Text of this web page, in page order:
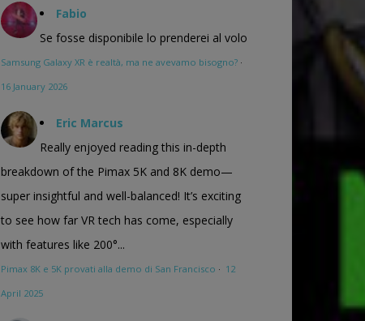
Fabio
Se fosse disponibile lo prenderei al volo
Samsung Galaxy XR è realtà, ma ne avevamo bisogno? ·
16 January 2026
Eric Marcus
Really enjoyed reading this in-depth
breakdown of the Pimax 5K and 8K demo—
super insightful and well-balanced! It’s exciting
to see how far VR tech has come, especially
with features like 200°...
Pimax 8K e 5K provati alla demo di San Francisco · 12
April 2025